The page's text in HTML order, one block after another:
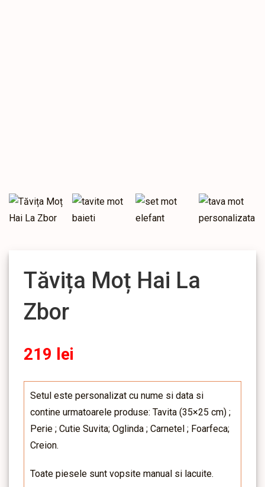
Tăvița Moț Hai La
Zbor
219 lei
Setul este personalizat cu nume si data si
contine urmatoarele produse: Tavita (35×25 cm) ;
Perie ; Cutie Suvita; Oglinda ; Carnetel ; Foarfeca;
Creion.
Toate piesele sunt vopsite manual si lacuite.